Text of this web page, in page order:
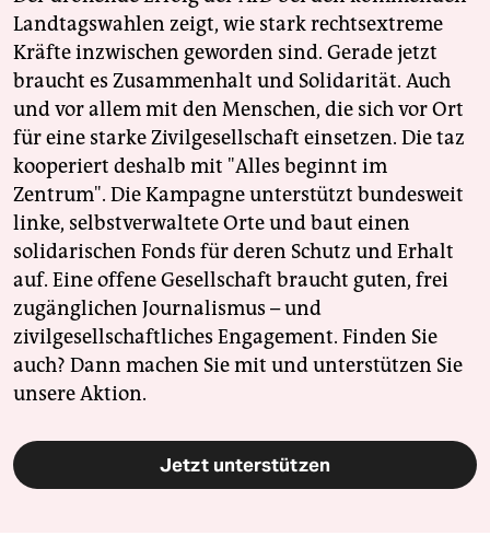
Landtagswahlen zeigt, wie stark rechtsextreme
Kräfte inzwischen geworden sind. Gerade jetzt
braucht es Zusammenhalt und Solidarität. Auch
und vor allem mit den Menschen, die sich vor Ort
für eine starke Zivilgesellschaft einsetzen. Die taz
kooperiert deshalb mit "Alles beginnt im
Zentrum". Die Kampagne unterstützt bundesweit
linke, selbstverwaltete Orte und baut einen
solidarischen Fonds für deren Schutz und Erhalt
auf. Eine offene Gesellschaft braucht guten, frei
zugänglichen Journalismus – und
zivilgesellschaftliches Engagement. Finden Sie
auch? Dann machen Sie mit und unterstützen Sie
unsere Aktion.
Jetzt unterstützen